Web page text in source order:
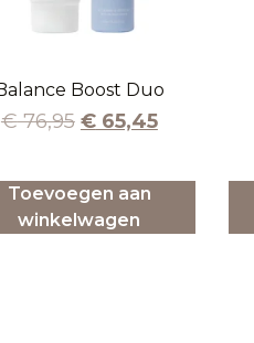
Boost Duo
€76,95 €65,45
Toevoegen aan
winkelwagen